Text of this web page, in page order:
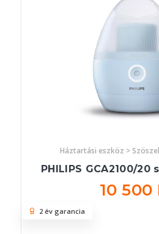
Háztartási eszköz >
PHILIPS GCA2100/
10 500
2 év garancia